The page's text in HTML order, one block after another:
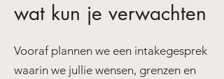
wat kun je verwachten
Vooraf plannen we een intakegesprek
waarin we jullie wensen, grenzen en